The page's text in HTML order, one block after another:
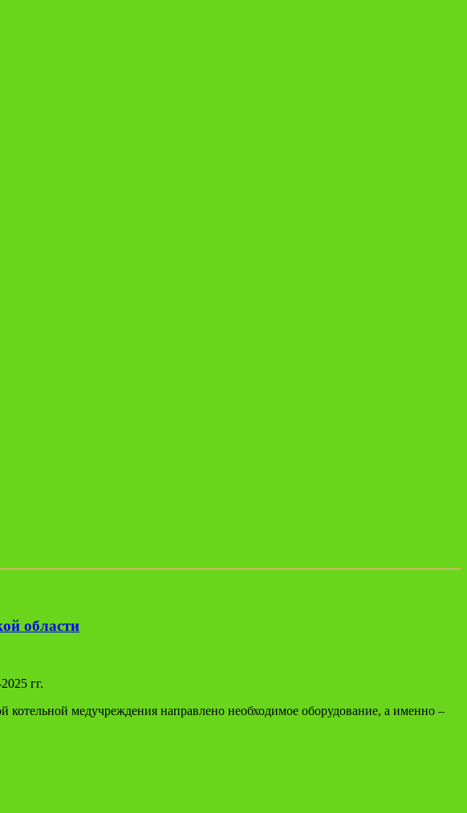
области
гг.
медучреждения направлено необходимое оборудование, а именно –